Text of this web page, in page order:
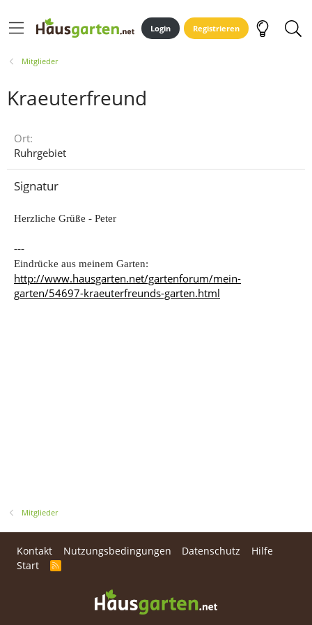
Login Registrieren
Mitglieder
Kraeuterfreund
Ort
Ruhrgebiet
Signatur
Herzliche Grüße - Peter
---
Eindrücke aus meinem Garten:
http://www.hausgarten.net/gartenforum/mein-
garten/54697-kraeuterfreunds-garten.html
Mitglieder
Kontakt Nutzungsbedingungen Datenschutz
Hilfe
Start
R